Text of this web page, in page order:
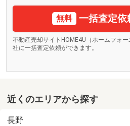
無料 一括査定依
不動産売却サイトHOME4U（ホームフォ
社に一括査定依頼ができます。
近くのエリアから探す
長野